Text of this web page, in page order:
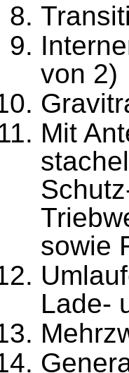
von 2)
Mit
sowie
Lade-